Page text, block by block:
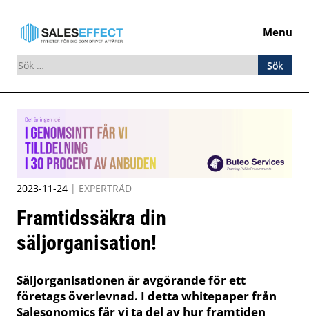
Menu
Sök
efter:
Skip
to
content
2023-11-24 | EXPERTRÅD
Framtidssäkra din
säljorganisation!
Säljorganisationen är avgörande för ett
företags överlevnad. I detta whitepaper från
Salesonomics får vi ta del av hur framtiden